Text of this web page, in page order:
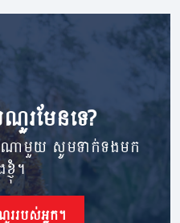
ណួរ​មែនទេ?
ណាមួយ សូមទាក់ទងមក
ញុំ។
របស់អ្នក។